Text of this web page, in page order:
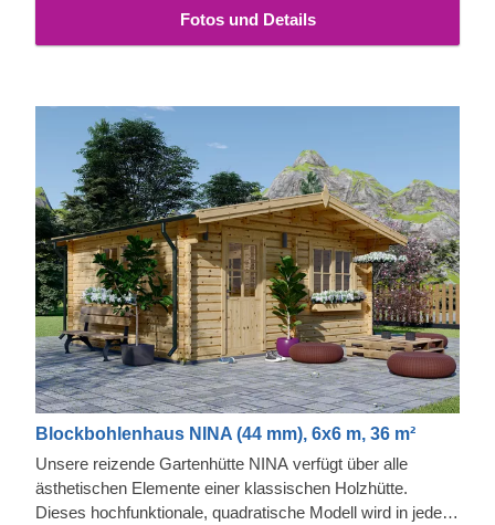
Fotos und Details
Blockbohlenhaus NINA (44 mm), 6x6 m, 36 m²
Unsere reizende Gartenhütte NINA verfügt über alle
ästhetischen Elemente einer klassischen Holzhütte.
Dieses hochfunktionale, quadratische Modell wird in jeder